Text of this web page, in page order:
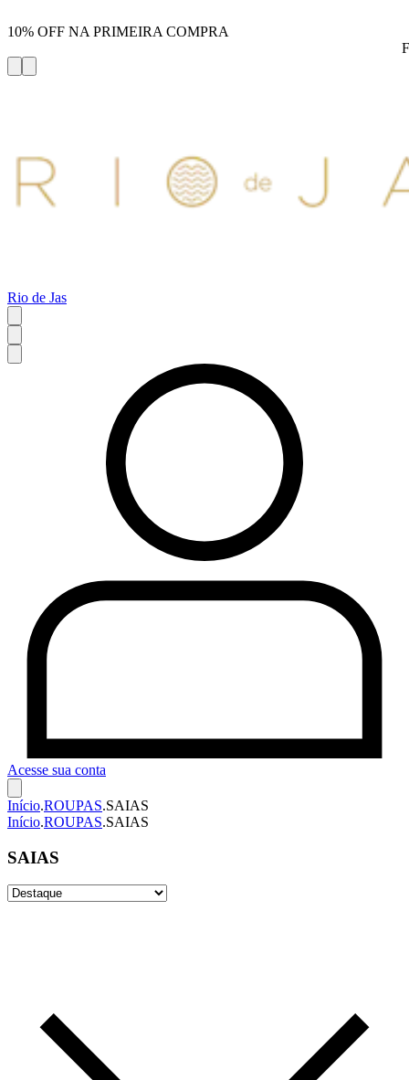
10% OFF NA PRIMEIRA COMPRA
Rio de Jas
Acesse sua conta
Início.ROUPAS.SAIAS
Início.ROUPAS.SAIAS
SAIAS